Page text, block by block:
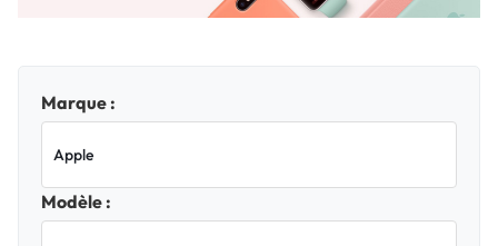
Marque :
Modèle :